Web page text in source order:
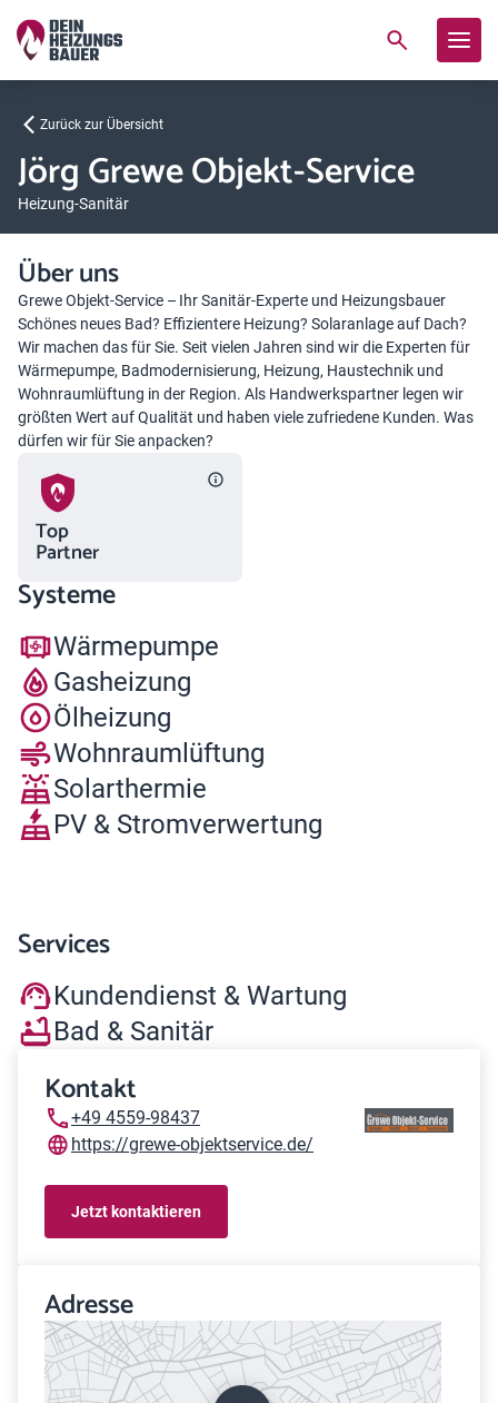
Zurück zur Übersicht
Jörg Grewe Objekt-Service
Heizung-Sanitär
Über uns
Grewe Objekt-Service – Ihr Sanitär-Experte und Heizungsbauer
Schönes neues Bad? Effizientere Heizung? Solaranlage auf Dach?
Wir machen das für Sie. Seit vielen Jahren sind wir die Experten für
Wärmepumpe, Badmodernisierung, Heizung, Haustechnik und
Wohnraumlüftung in der Region. Als Handwerkspartner legen wir
größten Wert auf Qualität und haben viele zufriedene Kunden. Was
dürfen wir für Sie anpacken?
Top
Partner
Systeme
Wärmepumpe
Gasheizung
Ölheizung
Wohnraumlüftung
Solarthermie
PV & Stromverwertung
Services
Kundendienst & Wartung
Bad & Sanitär
Kontakt
+49 4559-98437
https://grewe-objektservice.de/
Jetzt kontaktieren
Adresse